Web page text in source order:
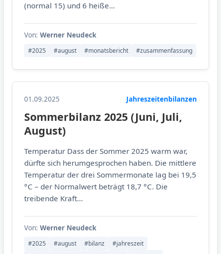
(normal 15) und 6 heiße...
Von: Werner Neudeck
#2025 #august #monatsbericht #zusammenfassung
01.09.2025 Jahreszeitenbilanzen
Sommerbilanz 2025 (Juni, Juli,
August)
Temperatur Dass der Sommer 2025 warm war,
dürfte sich herumgesprochen haben. Die mittlere
Temperatur der drei Sommermonate lag bei 19,5
°C – der Normalwert beträgt 18,7 °C. Die
treibende Kraft...
Von: Werner Neudeck
#2025 #august #bilanz
#jahreszeit